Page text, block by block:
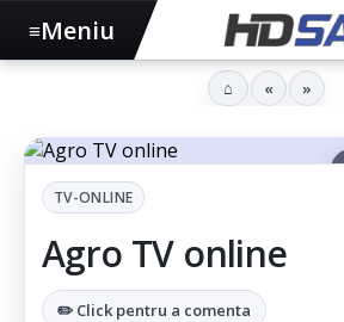
TV-ONLINE
Agro TV online
✏️ Click pentru a comenta
≡Meniu
⌂ « »